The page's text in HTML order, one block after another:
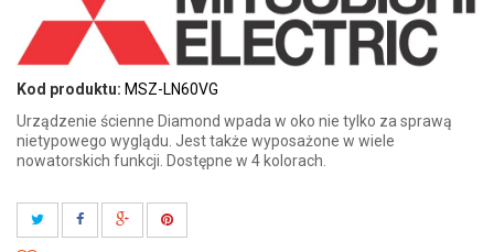
Kod produktu: MSZ-LN60VG
Urządzenie ścienne Diamond wpada w oko nie tylko za sprawą
nietypowego wyglądu. Jest także wyposażone w wiele
nowatorskich funkcji. Dostępne w 4 kolorach.